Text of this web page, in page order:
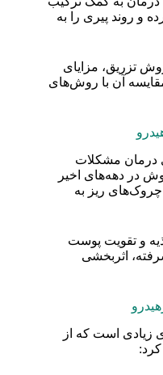
و روند پیری را به
تزریق، مزایای
آن با روش‌های
درمان مشکلات
در دهه‌های اخیر
ریز به
و تقویت پوست
اثربخشی
زیادی است که از